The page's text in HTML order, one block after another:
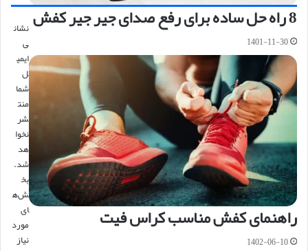
8 راه حل ساده برای رفع صدای جیر جیر کفش
1401-11-30
راهنمای کفش مناسب کراس فیت
1402-06-10
نشان
ی
ایمی
ل
شما
منت
شر
نخوا
هد
شد.
بخ
ش‌ه
ای
مورد
نیاز